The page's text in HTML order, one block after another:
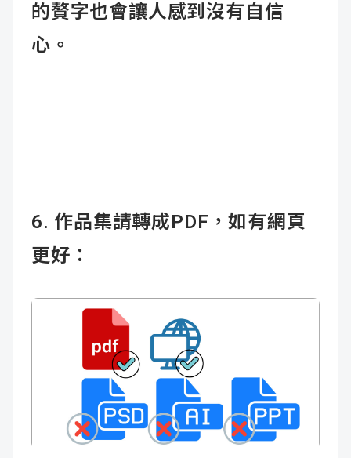
的贅字也會讓人感到沒有自信
心。
6. 作品集請轉成PDF，如有網頁
更好：